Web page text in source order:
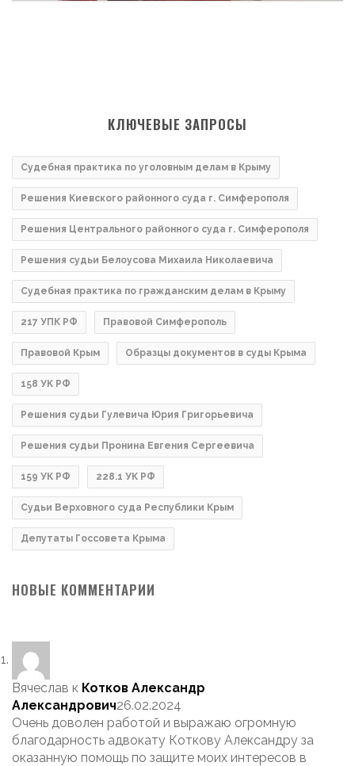
КЛЮЧЕВЫЕ ЗАПРОСЫ
Судебная практика по уголовным делам в Крыму
Решения Киевского районного суда г. Симферополя
Решения Центрального районного суда г. Симферополя
Решения судьи Белоусова Михаила Николаевича
Судебная практика по гражданским делам в Крыму
217 УПК РФ Правовой Симферополь
Правовой Крым Образцы документов в суды Крыма
158 УК РФ
Решения судьи Гулевича Юрия Григорьевича
Решения судьи Пронина Евгения Сергеевича
159 УК РФ 228.1 УК РФ
Судьи Верховного суда Республики Крым
Депутаты Госсовета Крыма
НОВЫЕ КОММЕНТАРИИ
Вячеслав к Котков Александр
Александрович26.02.2024
Очень доволен работой и выражаю огромную
благодарность адвокату Коткову Александру за
оказанную помощь по защите моих интересов в